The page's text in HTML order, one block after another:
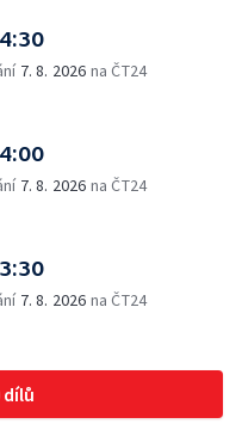
7. 8. 2026 na ČT24
7. 8. 2026 na ČT24
7. 8. 2026 na ČT24
dílů